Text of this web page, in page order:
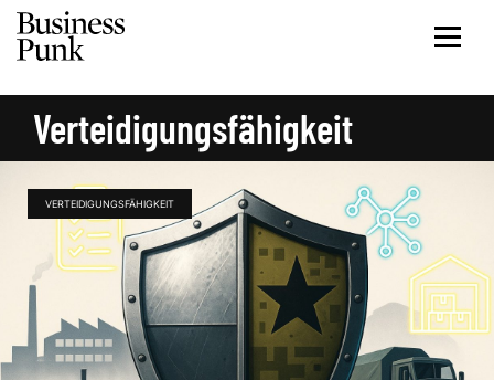
Verteidigungsfähigkeit
VERTEIDIGUNGSFÄHIGKEIT